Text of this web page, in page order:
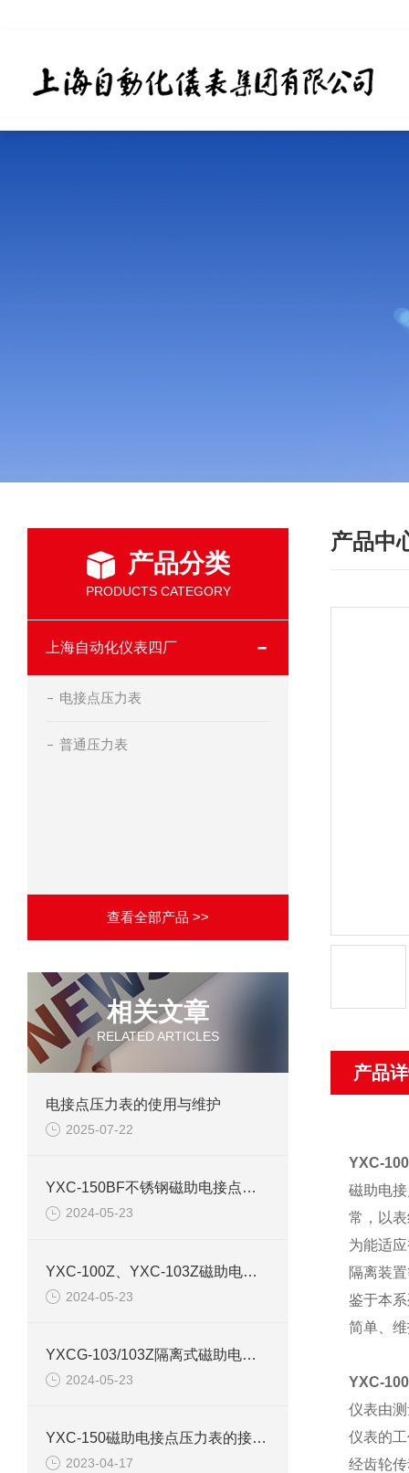
产品分类
PRODUCTS CATEGORY
上海自动化仪表四厂
电接点压力表
普通压力表
查看全部产品 >>
相关文章
RELATED ARTICLES
电接点压力表的使用与维护
2025-07-22
YXC-150BF不锈钢磁助电接点压力表产品介绍
2024-05-23
YXC-100Z、YXC-103Z磁助电接点压力表产品介绍
2024-05-23
YXCG-103/103Z隔离式磁助电接点压力表产品介绍
2024-05-23
YXC-150磁助电接点压力表的接线图和原理结构
2023-04-17
产品中
产品
YXC-
磁助电
常，以
为能适
隔离装
鉴于本
简单、
YXC-
仪表由
仪表的
经齿轮